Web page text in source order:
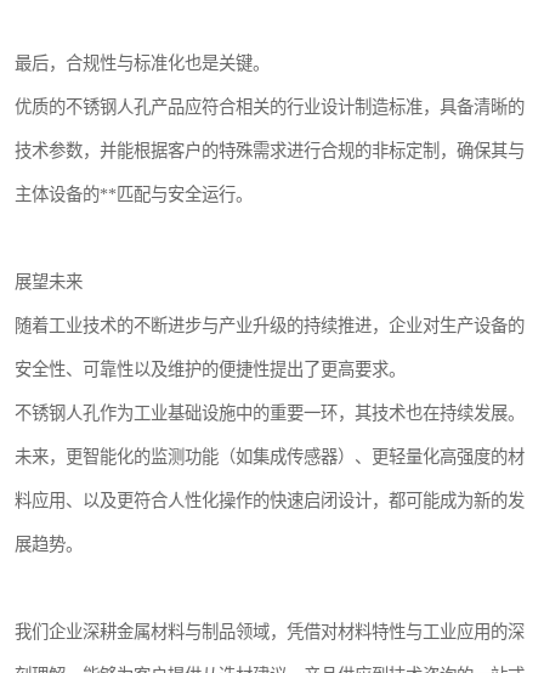
最后，合规性与标准化也是关键。
优质的不锈钢人孔产品应符合相关的行业设计制造标准，具备清晰的
技术参数，并能根据客户的特殊需求进行合规的非标定制，确保其与
主体设备的**匹配与安全运行。
展望未来
随着工业技术的不断进步与产业升级的持续推进，企业对生产设备的
安全性、可靠性以及维护的便捷性提出了更高要求。
不锈钢人孔作为工业基础设施中的重要一环，其技术也在持续发展。
未来，更智能化的监测功能（如集成传感器）、更轻量化高强度的材
料应用、以及更符合人性化操作的快速启闭设计，都可能成为新的发
展趋势。
我们企业深耕金属材料与制品领域，凭借对材料特性与工业应用的深